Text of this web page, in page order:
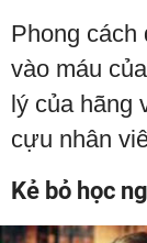
Phong cách
vào máu
lý của hãng
cựu nhân
Kẻ bỏ học